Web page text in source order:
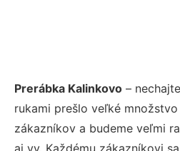
Prerábka Kalinkovo –
rukami prešlo veľké
zákazníkov a budeme veľmi
aj vy. Každému zákazníkovi